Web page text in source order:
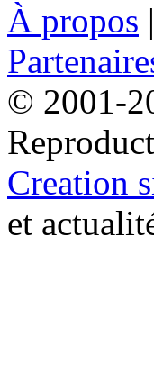
À propos |
© 2001-
Creation
et